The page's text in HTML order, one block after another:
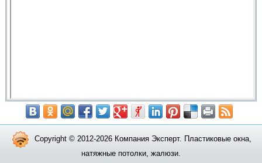
Copyright © 2012-2026 Компания Эксперт. Пластиковые окна,
натяжные потолки, жалюзи.